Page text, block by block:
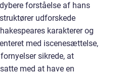
forståelse af hans
udforskede
karakterer og
med iscenesættelse,
sikrede, at
med at have en